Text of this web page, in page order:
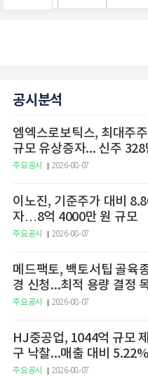
공시분석
엠엑스로보틱스, 최대주
규모 유상증자... 신주 328
주요공시 2026-08-07
이노진, 기준주가 대비
자…8억 4000만 원 규모
주요공시 2026-08-07
메드팩토, 백토서팁 골육
경 신청...최적 용량 결정
주요공시 2026-08-07
HJ중공업, 1044억 규모
구 낙찰...매출 대비 5.22%
주요공시 2026-08-07